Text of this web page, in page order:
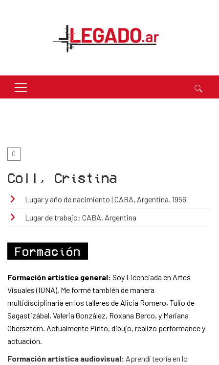
Buscar:
C
Coll, Cristina
Lugar y año de nacimiento | CABA, Argentina. 1956
Lugar de trabajo: CABA, Argentina
Formación
Formación artística general: Soy Licenciada en Artes
Visuales (IUNA). Me formé también de manera
multidisciplinaria en los talleres de Alicia Romero, Tulio de
Sagastizábal, Valeria González, Roxana Berco, y Mariana
Obersztern. Actualmente Pinto, dibujo, realizo performance y
actuación.
Formación artística audiovisual: Aprendí teoría en lo